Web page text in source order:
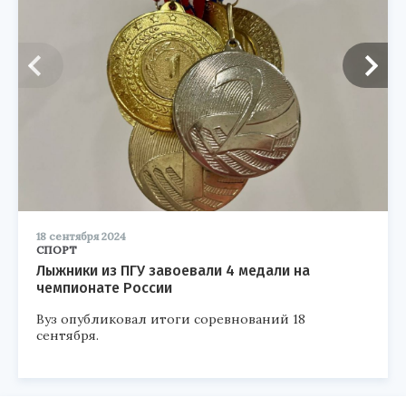
18 сентября 2024
СПОРТ
Лыжники из ПГУ завоевали 4 медали на
чемпионате России
Вуз опубликовал итоги соревнований 18
сентября.